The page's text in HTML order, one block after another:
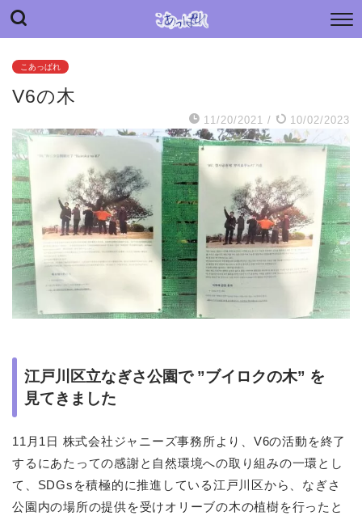
“こあっぱれ” blog
こあっぱれ
V6の木
11/20/2021 / 10/02/2023
江戸川区立なぎさ公園で ”ブイロクの木” を
見てきました
11月1日 株式会社ジャニーズ事務所より、V6の活動を終了
するにあたっての感謝と自然環境への取り組みの一環とし
て、SDGsを積極的に推進している江戸川区から、なぎさ
公園内の場所の提供を受けオリーブの木の植樹を行ったと